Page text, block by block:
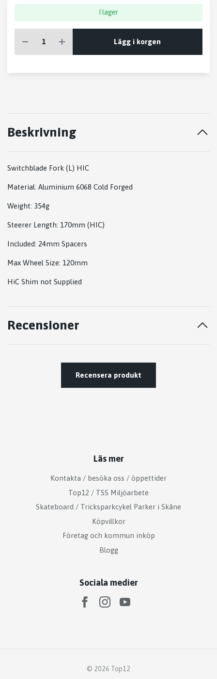
I lager
Lägg i korgen
Beskrivning
Switchblade Fork (L) HIC
Material: Aluminium 6068 Cold Forged
Weight: 354g
Steerer Length: 170mm (HIC)
Included: 24mm Spacers
Max Wheel Size: 120mm
HiC Shim not Supplied
Recensioner
Recensera produkt
Läs mer
Kontakta / besöka oss / öppettider
Top12 / TSS Miljöarbete
Skateboard / Tricksparkcykel Parker i Skåne
Köpvillkor
Företag och kommun inköp
Blogg
Sociala medier
© 2026 Top12